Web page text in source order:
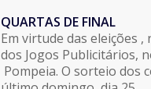
QUARTAS DE FINAL
Em virtude das eleições
dos Jogos Publicitários,
Pompeia. O sorteio dos